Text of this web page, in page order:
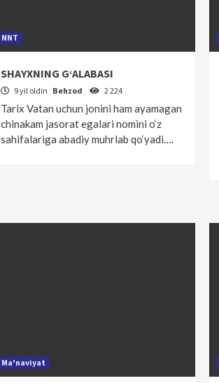
NNT
SHAYXNING G‘ALABASI
9 yil oldin Behzod 2 224
Tarix Vatan uchun jonini ham ayamagan
chinakam jasorat egalari nomini o‘z
sahifalariga abadiy muhrlab qo‘yadi….
Ma'naviyat